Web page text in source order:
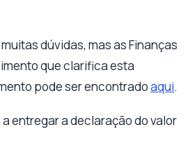
dúvidas, mas as Finanças
que clarifica esta
pode ser encontradoaqui.
entregar a declaração do valor